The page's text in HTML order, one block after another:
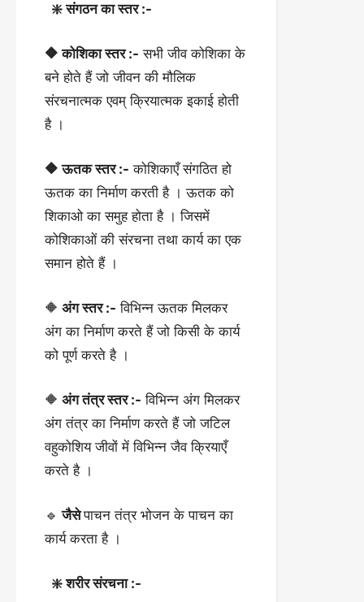
❇️ संगठन का स्तर :-
🔶 कोशिका स्तर :- सभी जीव कोशिका के
बने होते हैं जो जीवन की मौलिक
संरचनात्मक एवम् क्रियात्मक इकाई होती
है ।
🔶 ऊतक स्तर :- कोशिकाएँ संगठित हो
ऊतक का निर्माण करती है । ऊतक को
शिकाओ का समुह होता है । जिसमें
कोशिकाओं की संरचना तथा कार्य का एक
समान होते हैं ।
🔶 अंग स्तर :- विभिन्न ऊतक मिलकर
अंग का निर्माण करते हैं जो किसी के कार्य
को पूर्ण करते है ।
🔶 अंग तंत्र स्तर :- विभिन्न अंग मिलकर
अंग तंत्र का निर्माण करते हैं जो जटिल
वहुकोशिय जीवों में विभिन्न जैव क्रियाएँ
करते है ।
🔹 जैसेपाचन तंत्र भोजन के पाचन का
कार्य करता है ।
❇️ शरीर संरचना :-